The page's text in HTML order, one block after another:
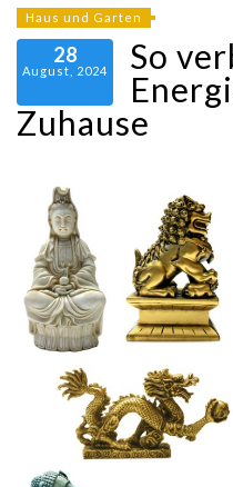
Haus und Garten
28
August, 2024
So
Zuhause